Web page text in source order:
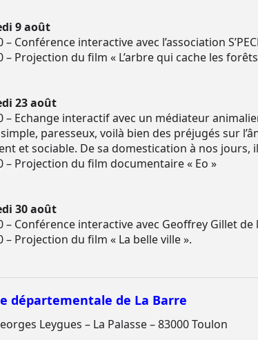
9 août
– Conférence interactive avec l’association
– Projection du film « L’arbre qui cache les
23 août
– Echange interactif avec un médiateur
paresseux, voilà bien des préjugés sur
et sociable. De sa domestication à nos jours,
– Projection du film documentaire « Eo »
30 août
– Conférence interactive avec Geoffrey Gillet de
– Projection du film « La belle ville ».
départementale de La Barre
Leygues – La Palasse – 83000 Toulon